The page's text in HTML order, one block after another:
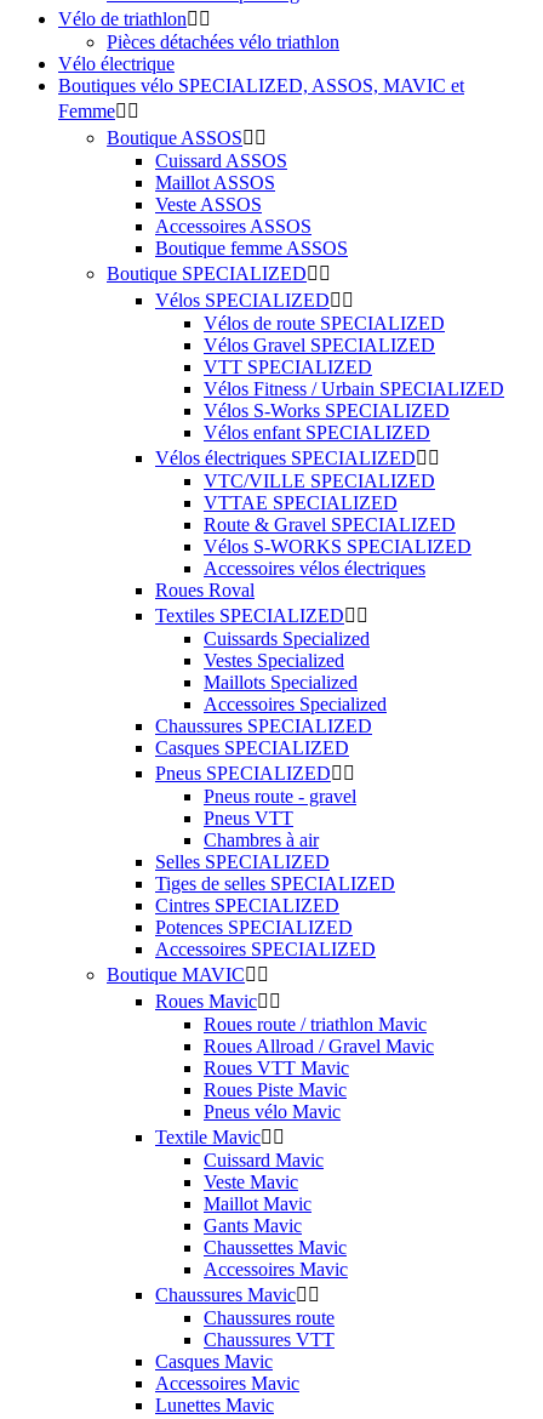
Vélo de triathlon 
Pièces détachées vélo triathlon
Vélo électrique
Boutiques vélo SPECIALIZED, ASSOS, MAVIC et
Femme 
Boutique ASSOS 
Cuissard ASSOS
Maillot ASSOS
Veste ASSOS
Accessoires ASSOS
Boutique femme ASSOS
Boutique SPECIALIZED 
Vélos SPECIALIZED 
Vélos de route SPECIALIZED
Vélos Gravel SPECIALIZED
VTT SPECIALIZED
Vélos Fitness / Urbain SPECIALIZED
Vélos S-Works SPECIALIZED
Vélos enfant SPECIALIZED
Vélos électriques SPECIALIZED 
VTC/VILLE SPECIALIZED
VTTAE SPECIALIZED
Route & Gravel SPECIALIZED
Vélos S-WORKS SPECIALIZED
Accessoires vélos électriques
Roues Roval
Textiles SPECIALIZED 
Cuissards Specialized
Vestes Specialized
Maillots Specialized
Accessoires Specialized
Chaussures SPECIALIZED
Casques SPECIALIZED
Pneus SPECIALIZED 
Pneus route - gravel
Pneus VTT
Chambres à air
Selles SPECIALIZED
Tiges de selles SPECIALIZED
Cintres SPECIALIZED
Potences SPECIALIZED
Accessoires SPECIALIZED
Boutique MAVIC 
Roues Mavic 
Roues route / triathlon Mavic
Roues Allroad / Gravel Mavic
Roues VTT Mavic
Roues Piste Mavic
Pneus vélo Mavic
Textile Mavic 
Cuissard Mavic
Veste Mavic
Maillot Mavic
Gants Mavic
Chaussettes Mavic
Accessoires Mavic
Chaussures Mavic 
Chaussures route
Chaussures VTT
Casques Mavic
Accessoires Mavic
Lunettes Mavic